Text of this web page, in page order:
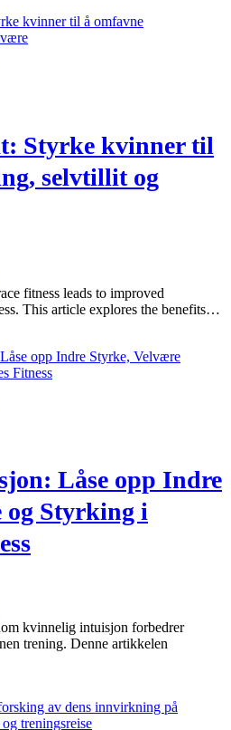
Styrke kvinner til
selvtillit og
fitness leads to improved
This article explores the benefits…
Låse opp Indre
og Styrking i
kvinnelig intuisjon forbedrer
trening. Denne artikkelen